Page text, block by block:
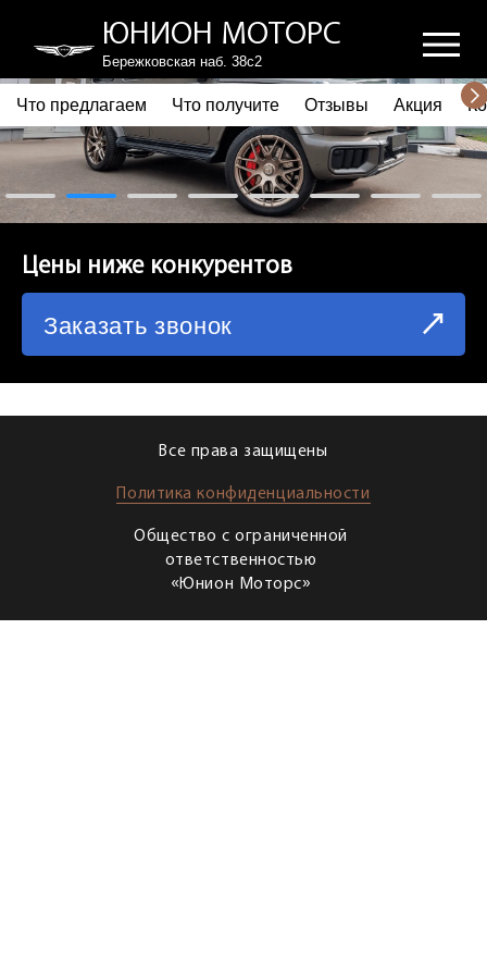
ЮНИОН МОТОРС
Бережковская наб. 38с2
ПОЧЕМУ ВЫБИРАЮТ НАС
ЧТО ПРЕДЛАГАЕМ
ЧТО ПОЛУЧИТЕ
СХЕМА ПРОЕЗДА
Что предлагаем Что получите Отзывы Акция
Цены ниже конкурентов
Заказать звонок
Все права защищены
Политика конфиденциальности
Общество с ограниченной
ответственностью
«Юнион Моторс»